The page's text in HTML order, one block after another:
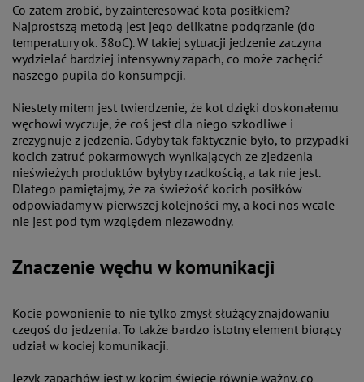
Co zatem zrobić, by zainteresować kota posiłkiem?
Najprostszą metodą jest jego delikatne podgrzanie (do
temperatury ok. 38oC). W takiej sytuacji jedzenie zaczyna
wydzielać bardziej intensywny zapach, co może zachęcić
naszego pupila do konsumpcji.
Niestety mitem jest twierdzenie, że kot dzięki doskonałemu
węchowi wyczuje, że coś jest dla niego szkodliwe i
zrezygnuje z jedzenia. Gdyby tak faktycznie było, to przypadki
kocich zatruć pokarmowych wynikających ze zjedzenia
nieświeżych produktów byłyby rzadkością, a tak nie jest.
Dlatego pamiętajmy, że za świeżość kocich posiłków
odpowiadamy w pierwszej kolejności my, a koci nos wcale
nie jest pod tym względem niezawodny.
Znaczenie węchu w komunikacji
Kocie powonienie to nie tylko zmysł służący znajdowaniu
czegoś do jedzenia. To także bardzo istotny element biorący
udział w kociej komunikacji.
Język zapachów jest w kocim świecie równie ważny, co